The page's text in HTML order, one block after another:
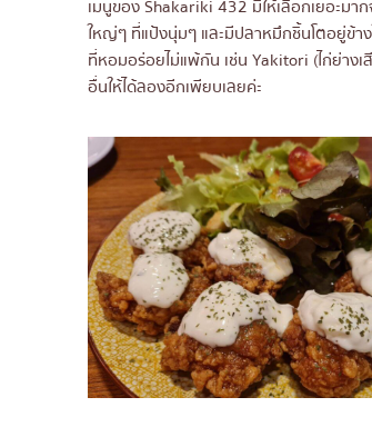
เมนูของ Shakariki 432 มีให้เลือกเยอะม
ใหญ่ๆ ที่แป้งนุ่มๆ และมีปลาหมึกชิ้นโตอยู่ข้า
ที่หอมอร่อยไม่แพ้กัน เช่น Yakitori (ไก่ย่าง
อื่นให้ได้ลองอีกเพียบเลยค่ะ